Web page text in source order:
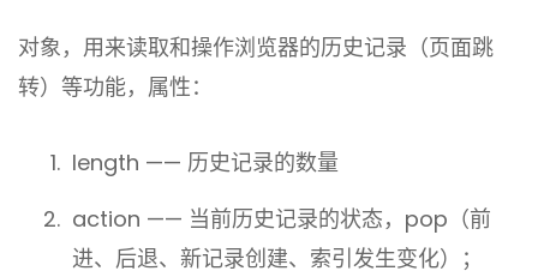
对象，用来读取和操作浏览器的历史记录（页面跳
转）等功能，属性：
length —— 历史记录的数量
action —— 当前历史记录的状态，pop（前
进、后退、新记录创建、索引发生变化）；